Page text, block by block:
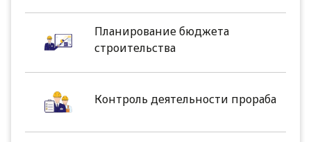
Планирование бюджета
строительства
Контроль деятельности прораба